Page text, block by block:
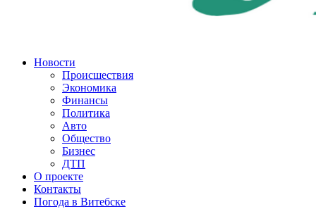
Новости
Происшествия
Экономика
Финансы
Политика
Авто
Общество
Бизнес
ДТП
О проекте
Контакты
Погода в Витебске